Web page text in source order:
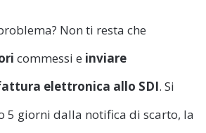
Non ti resta che
commessi e inviare
elettronica allo SDI. Si
5 giorni dalla notifica di scarto, la